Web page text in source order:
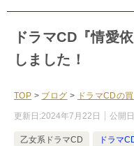
ドラマCD『情愛
しました！
TOP > ブログ > ドラマCDの
更新日:2024年7月22日 公開
乙女系ドラマCD ドラマ